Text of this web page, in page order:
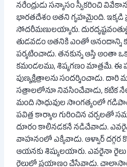
నరేంద్రుడు సన్యాసం స్వీకరించి
భారతదేశం అతని గృహమైంది. ఇక్కడి
సోదరీమణులయ్యారు.
తుడవడం అతనికి ఎంతో ఆనందాన్ని
పర్యటించాడు. తనకున్న ఆస్తి అంతా
కమండలము, శిష్యగణం మాత్రమే. ఈ
పుణ్యక్షేత్రాలను సందర్శించాడు. దారి
సత్రాలలోనూ నివసించేవాడు, కటిక
మంది సాధువుల సాంగత్యంలో
పవిత్ర కార్యాల గురించిన చర్చలతో
దూరం కాలినడకనే నడిచేవాడు.
వాహనంలో ఎక్కేవాడు. ఆళ్వార్ దగ్గర
ఆయనకు శిష్యులయారు. ఎవరైనా రైలు